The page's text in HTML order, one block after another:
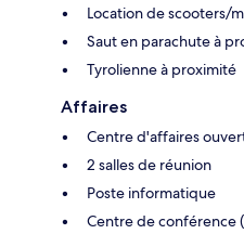
Location de scooters/
Saut en parachute à
Tyrolienne à proximité
Affaires
Centre d'affaires
2 salles de réunion
Poste informatique
Centre de conférence